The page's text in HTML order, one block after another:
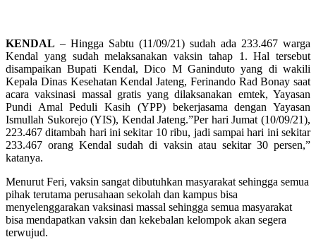
KENDAL – Hingga Sabtu (11/09/21) sudah ada 233.467 warga
Kendal yang sudah melaksanakan vaksin tahap 1. Hal tersebut
disampaikan Bupati Kendal, Dico M Ganinduto yang di wakili
Kepala Dinas Kesehatan Kendal Jateng, Ferinando Rad Bonay saat
acara vaksinasi massal gratis yang dilaksanakan emtek, Yayasan
Pundi Amal Peduli Kasih (YPP) bekerjasama dengan Yayasan
Ismullah Sukorejo (YIS), Kendal Jateng.”Per hari Jumat (10/09/21),
223.467 ditambah hari ini sekitar 10 ribu, jadi sampai hari ini sekitar
233.467 orang Kendal sudah di vaksin atau sekitar 30 persen,”
katanya.
Menurut Feri, vaksin sangat dibutuhkan masyarakat sehingga semua
pihak terutama perusahaan sekolah dan kampus bisa
menyelenggarakan vaksinasi massal sehingga semua masyarakat
bisa mendapatkan vaksin dan kekebalan kelompok akan segera
terwujud.